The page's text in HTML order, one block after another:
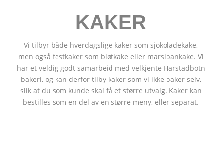
KAKER
Vi tilbyr både hverdagslige kaker som sjokoladekake,
men også festkaker som bløtkake eller marsipankake. Vi
har et veldig godt samarbeid med velkjente Harstadbotn
bakeri, og kan derfor tilby kaker som vi ikke baker selv,
slik at du som kunde skal få et større utvalg. Kaker kan
bestilles som en del av en større meny, eller separat.